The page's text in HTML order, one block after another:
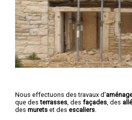
Nous effectuons des travaux d'
que desterrasses , des façades , des
des murets et des escaliers